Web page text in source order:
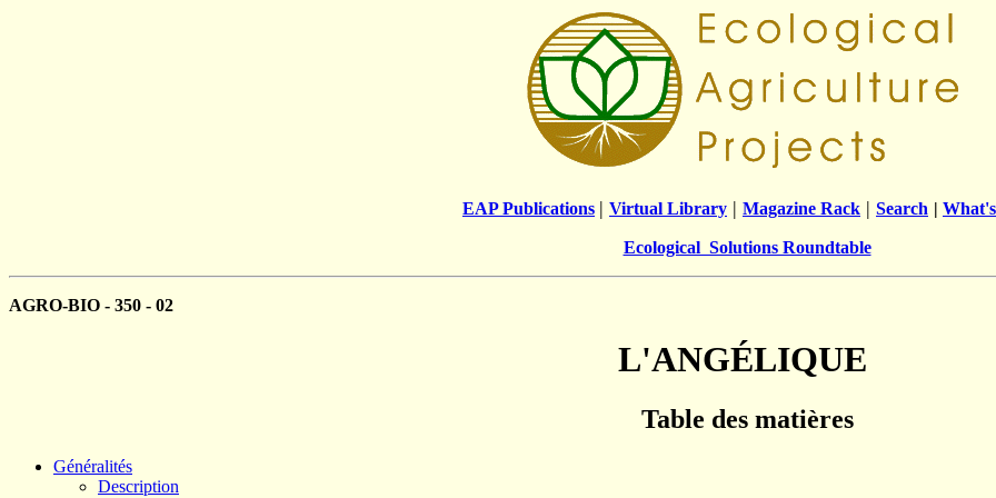
EAP Publications | Virtual Library | Magazine Rack | Search |
Ecological Solutions Roundtable
AGRO-BIO - 350 - 02
L'ANGÉLIQUE
Table des matières
Généralités
Description